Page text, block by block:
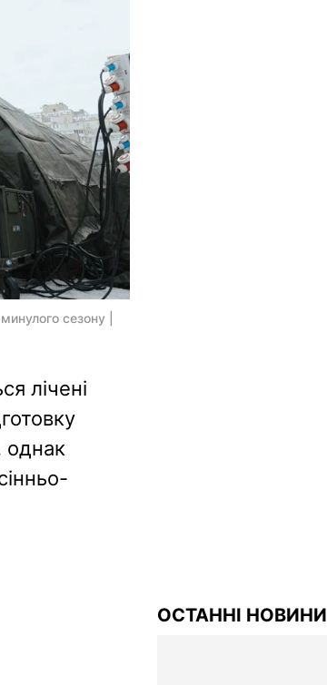
сезону |
лічені
однак
ОСТАННІ НОВИНИ